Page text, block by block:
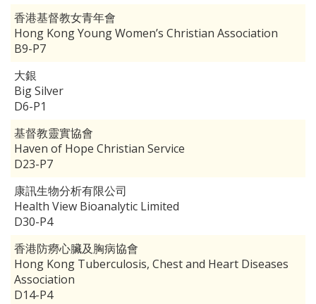
香港基督教女青年會
Hong Kong Young Women’s Christian Association
B9-P7
大銀
Big Silver
D6-P1
基督教靈實協會
Haven of Hope Christian Service
D23-P7
康訊生物分析有限公司
Health View Bioanalytic Limited
D30-P4
香港防癆心臟及胸病協會
Hong Kong Tuberculosis, Chest and Heart Diseases
Association
D14-P4